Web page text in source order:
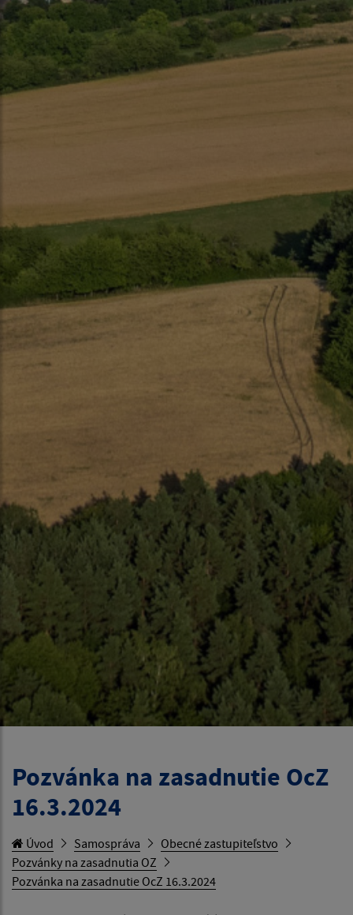
Pozvánka na zasadnutie OcZ
16.3.2024
Úvod Samospráva
Obecné zastupiteľstvo
Pozvánky na zasadnutia OZ
Pozvánka na zasadnutie OcZ 16.3.2024